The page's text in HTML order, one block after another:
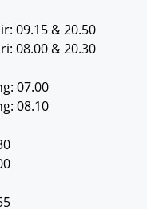
09.15 & 20.50
08.00 & 20.30
07.00
08.10